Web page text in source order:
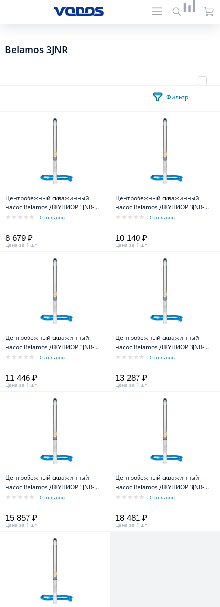
Belamos 3JNR
Фильтр
Центробежный скважинный
насос Belamos ДЖУНИОР 3JNR-
45/3, кабель 15 м
0 отзывов
8 679 ₽
Цена за 1 шт.
Центробежный скважинный
насос Belamos ДЖУНИОР 3JNR-
65/3, кабель 15 м
0 отзывов
10 140 ₽
Цена за 1 шт.
Центробежный скважинный
насос Belamos ДЖУНИОР 3JNR-
90/3, кабель 15 м
0 отзывов
11 446 ₽
Цена за 1 шт.
Центробежный скважинный
насос Belamos ДЖУНИОР 3JNR-
115/3, кабель 15 м
0 отзывов
13 287 ₽
Цена за 1 шт.
Центробежный скважинный
насос Belamos ДЖУНИОР 3JNR-
140/3, кабель 15 м
0 отзывов
15 857 ₽
Цена за 1 шт.
Центробежный скважинный
насос Belamos ДЖУНИОР 3JNR-
160/3, кабель 15 м
0 отзывов
18 481 ₽
Цена за 1 шт.